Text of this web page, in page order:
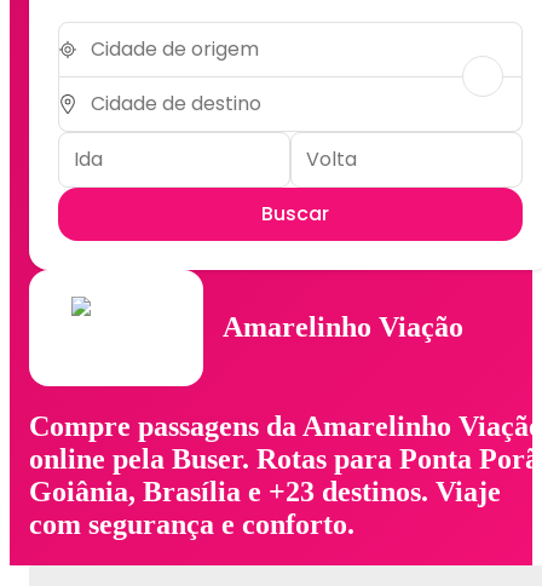
Amarelinho Viação
Compre passagens da Amarelinho Viação
online pela Buser. Rotas para Ponta
Goiânia, Brasília e +23 destinos. Viaje
com segurança e conforto.
Buscar